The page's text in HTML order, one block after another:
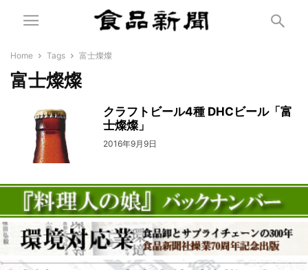
Home Tags 富士燦燦
富士燦燦
クラフトビール4種 DHCビール「富
士燦燦」
2016年9月9日